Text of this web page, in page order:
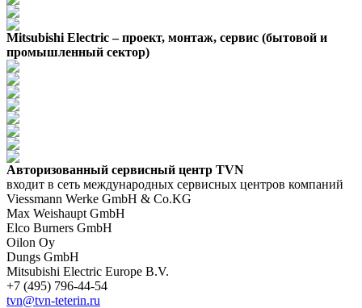
Mitsubishi Electric – проект, монтаж, сервис (бытовой и
промышленный сектор)
Авторизованный сервисный центр TVN
входит в сеть международных сервисных центров компаний
Viessmann Werke GmbH & Co.KG
Max Weishaupt GmbH
Elco Burners GmbH
Oilon Oy
Dungs GmbH
Mitsubishi Electric Europe B.V.
+7 (495) 796-44-54
tvn@tvn-teterin.ru